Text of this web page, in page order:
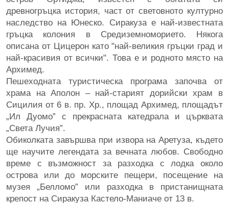
древногръцка история, част от световното културно
наследство на Юнеско. Сиракуза е най-известната
гръцка колония в Средиземноморието. Някога
описана от Цицерон като "най-великия гръцки град и
най-красивия от всички". Това е и родното място на
Архимед.
Пешеходната туристическа програма започва от
храма на Аполон – най-старият дорийски храм в
Сицилия от 6 в. пр. Хр., площад Архимед, площадът
„Ил Дуомо” с прекрасната катедрала и църквата
„Света Лучия”.
Обиколката завършва при извора на Аретуза, където
ще научите легендата за вечната любов. Свободно
време с възможност за разходка с лодка около
острова или до морските пещери, посещение на
музея „Белломо” или разходка в пристанищната
крепост на Сиракуза Кастело-Маниаче от 13 в.